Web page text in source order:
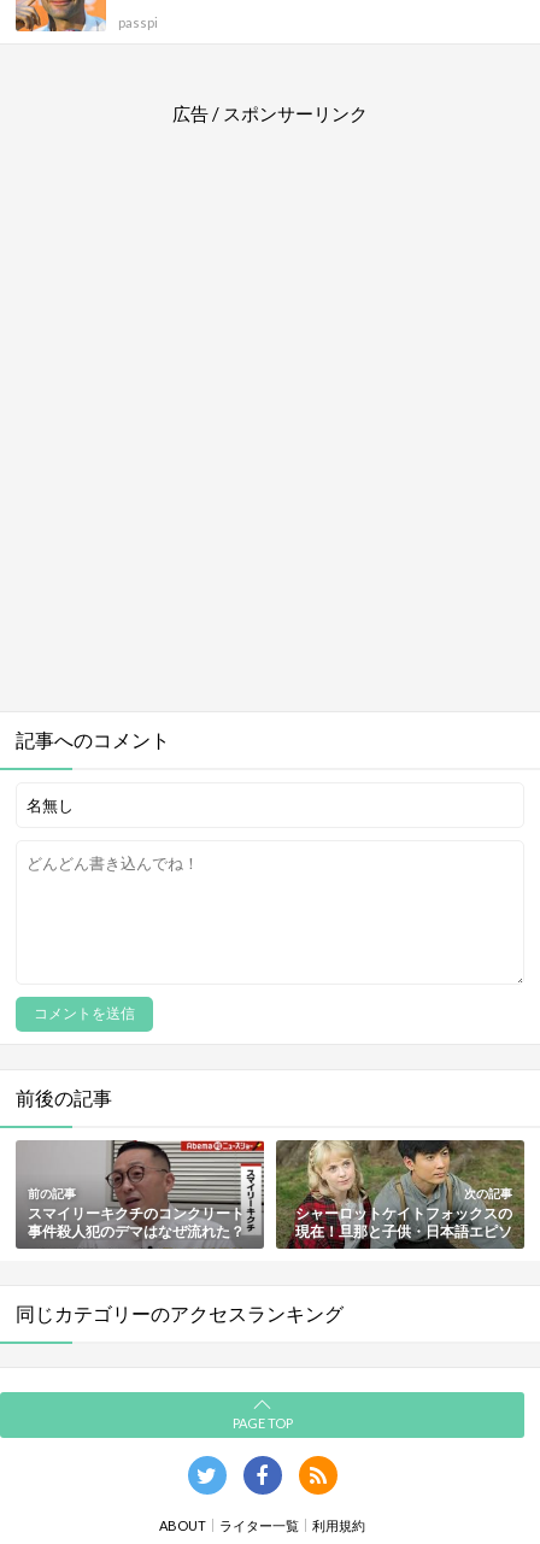
passpi
広告 / スポンサーリンク
記事へのコメント
前後の記事
前の記事
スマイリーキクチのコンクリート
事件殺人犯のデマはなぜ流れた？
誹謗中傷被害事件の詳細・その後
次の記事
シャーロットケイトフォックスの
現在！旦那と子供・日本語エピソ
ードまとめ【マッサン女優】
同じカテゴリーのアクセスランキング
PAGE TOP
ABOUT ライター一覧 利用規約